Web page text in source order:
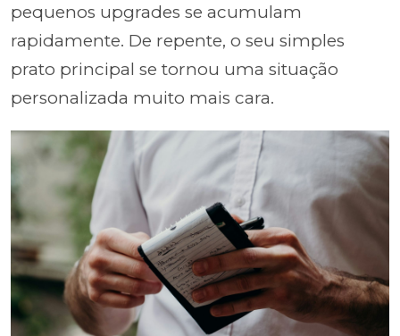
pequenos upgrades se acumulam
rapidamente. De repente, o seu simples
prato principal se tornou uma situação
personalizada muito mais cara.